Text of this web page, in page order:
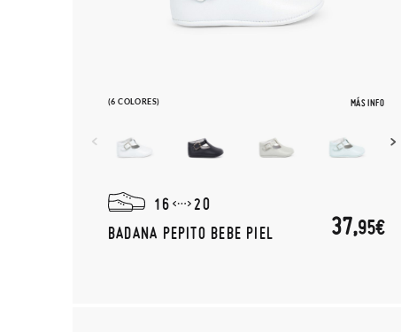
(6 COLORES) MÁS INFO
16
20
BADANA PEPITO BEBE PIEL
37,95€